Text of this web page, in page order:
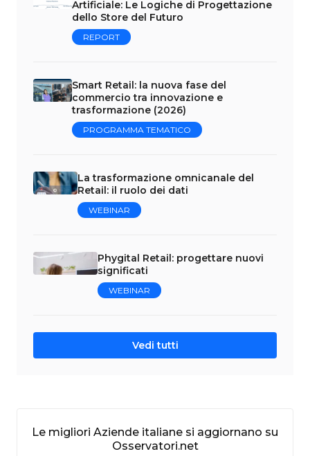
Artificiale: Le Logiche di Progettazione
dello Store del Futuro
REPORT
Smart Retail: la nuova fase del
commercio tra innovazione e
trasformazione (2026)
PROGRAMMA TEMATICO
La trasformazione omnicanale del
Retail: il ruolo dei dati
WEBINAR
Phygital Retail: progettare nuovi
significati
WEBINAR
Vedi tutti
Le migliori Aziende italiane si aggiornano su
Osservatori.net